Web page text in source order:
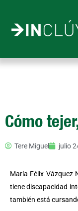
contenido
Cómo
Tere Miguel julio
María Félix Vázquez
tiene discapacidad
también está